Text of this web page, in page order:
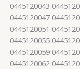
0445120043
0445120047
0445120051
0445120055
0445120059
0445120062